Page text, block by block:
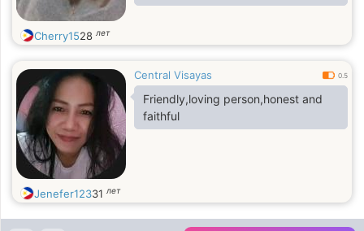
Cherry1528 лет
Central Visayas 0.5
Friendly,loving person,honest and
faithful
Jenefer12331 лет